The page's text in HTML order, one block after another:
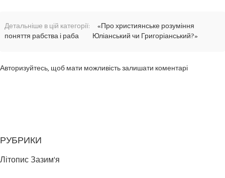
Детальніше в цій категорії:
«Про християнське розуміння
поняття рабства і раба
Юліанський чи Григоріанський?»
Авторизуйтесь, щоб мати можливість залишати коментарі
РУБРИКИ
Літопис Зазим'я